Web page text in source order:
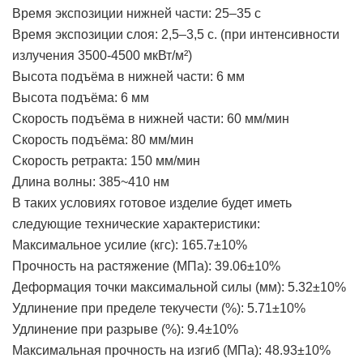
Время экспозиции нижней части: 25–35 с
Время экспозиции слоя: 2,5–3,5 с. (при интенсивности
излучения 3500-4500 мкВт/м²)
Высота подъёма в нижней части: 6 мм
Высота подъёма: 6 мм
Скорость подъёма в нижней части: 60 мм/мин
Скорость подъёма: 80 мм/мин
Скорость ретракта: 150 мм/мин
Длина волны: 385~410 нм
В таких условиях готовое изделие будет иметь
следующие технические характеристики:
Максимальное усилие (кгс): 165.7±10%
Прочность на растяжение (МПа): 39.06±10%
Деформация точки максимальной силы (мм): 5.32±10%
Удлинение при пределе текучести (%): 5.71±10%
Удлинение при разрыве (%): 9.4±10%
Максимальная прочность на изгиб (МПа): 48.93±10%